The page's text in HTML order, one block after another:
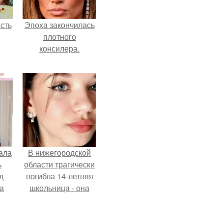
Эпоха закончилась
плотного
консилера.
В нижегородской
области трагически
погибла 14-летняя
школьница - она